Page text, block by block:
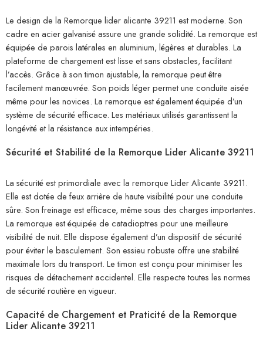
Le design de la Remorque lider alicante 39211 est moderne. Son
cadre en acier galvanisé assure une grande solidité. La remorque est
équipée de parois latérales en aluminium, légères et durables. La
plateforme de chargement est lisse et sans obstacles, facilitant
l’accès. Grâce à son timon ajustable, la remorque peut être
facilement manœuvrée. Son poids léger permet une conduite aisée
même pour les novices. La remorque est également équipée d’un
système de sécurité efficace. Les matériaux utilisés garantissent la
longévité et la résistance aux intempéries.
Sécurité et Stabilité de la Remorque Lider Alicante 39211
La sécurité est primordiale avec la remorque Lider Alicante 39211.
Elle est dotée de feux arrière de haute visibilité pour une conduite
sûre. Son freinage est efficace, même sous des charges importantes.
La remorque est équipée de catadioptres pour une meilleure
visibilité de nuit. Elle dispose également d’un dispositif de sécurité
pour éviter le basculement. Son essieu robuste offre une stabilité
maximale lors du transport. Le timon est conçu pour minimiser les
risques de détachement accidentel. Elle respecte toutes les normes
de sécurité routière en vigueur.
Capacité de Chargement et Praticité de la Remorque
Lider Alicante 39211